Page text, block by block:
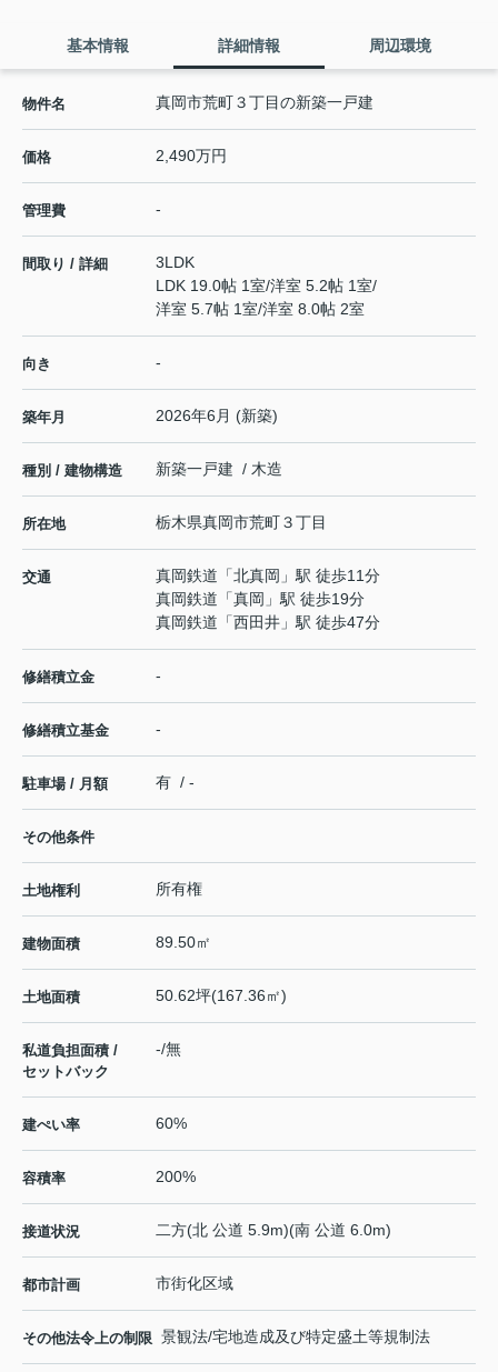
基本情報 詳細情報 周辺環境
物件名 真岡市荒町３丁目の新築一戸建
価格 2,490万円
管理費 -
間取り / 詳細
3LDK
LDK 19.0帖 1室/洋室 5.2帖 1室/
洋室 5.7帖 1室/洋室 8.0帖 2室
向き -
築年月 2026年6月 (新築)
種別 / 建物構造 新築一戸建 / 木造
所在地 栃木県真岡市荒町３丁目
交通 真岡鉄道 「北真岡 」駅 徒歩11分
真岡鉄道 「真岡 」駅 徒歩19分
真岡鉄道 「西田井 」駅 徒歩47分
修繕積立金 -
修繕積立基金 -
駐車場 / 月額 有 / -
その他条件
土地権利 所有権
建物面積 89.50㎡
土地面積 50.62坪(167.36㎡)
私道負担面積 /
セットバック
-/無
建ぺい率 60%
容積率 200%
接道状況 二方(北 公道 5.9m)(南 公道 6.0m)
都市計画 市街化区域
その他法令上の制限 景観法/宅地造成及び特定盛土等規制法